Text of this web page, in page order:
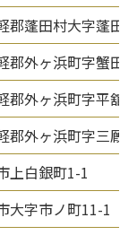
郡蓬田村大字蓬田
郡外ヶ浜町字蟹田
郡外ヶ浜町字平舘
郡外ヶ浜町字三厩
上白銀町1-1
大字市ノ町11-1